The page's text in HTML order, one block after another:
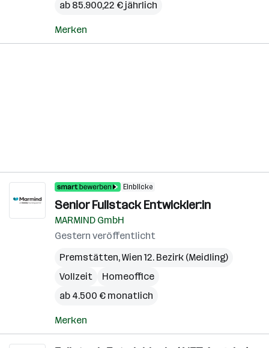
ab 85.900,22 € jährlich
Merken
Einblicke
Senior Fullstack Entwickler:in
MARMIND GmbH
Gestern veröffentlicht
Premstätten,Wien 12. Bezirk (Meidling)
Vollzeit
Homeoffice
ab 4.500 € monatlich
Merken